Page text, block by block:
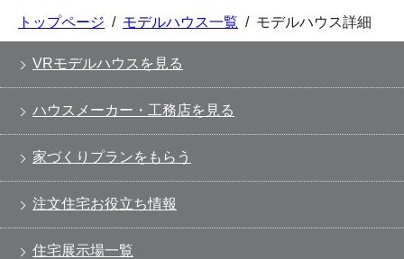
トップページ / モデルハウス一覧 / モデルハウス詳細
VRモデルハウスを見る
ハウスメーカー・工務店を見る
家づくりプランをもらう
注文住宅お役立ち情報
住宅展示場一覧